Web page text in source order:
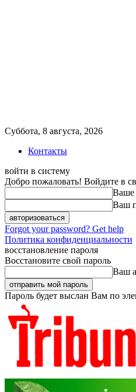
Суббота, 8 августа, 2026
Контакты
войти в систему
Добро пожаловать! Войдите в
Ваше
Ваш
Forgot your password? Get help
Политика конфиденциальности
восстановление пароля
Восстановите свой пароль
Ваш
Пароль будет выслан Вам по